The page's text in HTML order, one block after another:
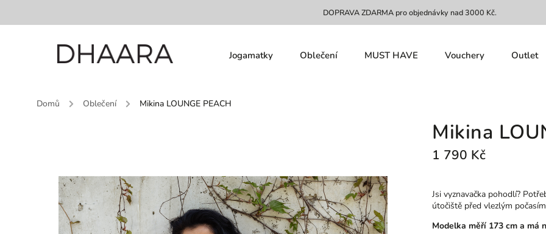
DOPRAVA ZDARMA pro objednávky nad 3000 Kč.
Jogamatky Oblečení MUST HAVE Vouchery Outlet
Domů / Oblečení / Mikina LOUNGE PEACH
Mikina
1 790 Kč
Jsi vyznavačka pohodlí?
útočiště před vlezlým
Modelka měří 173 cm a má